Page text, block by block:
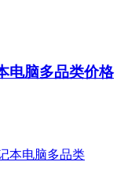
电脑多品类价格